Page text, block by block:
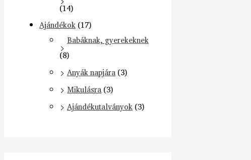
(14)
Ajándékok (17)
Babáknak, gyerekeknek
(8)
Anyák napjára (3)
Mikulásra (3)
Ajándékutalványok (3)